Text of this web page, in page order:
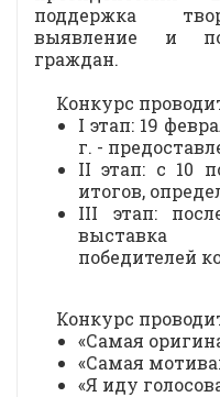
поддержка
выявление и
граждан.
Конкурс
I этап: 19
г. -
II этап: с 10
итогов,
III этап:
выставка
победителей
Конкурс
«Самая
«Самая
«Я иду